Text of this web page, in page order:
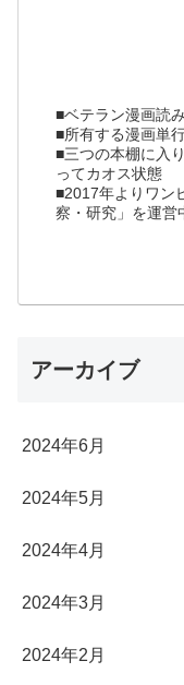
■ベテラン漫画読み
■所有する漫画単
■三つの本棚に入
ってカオス状態
■2017年よりワン
察・研究」を運営
アーカイブ
2024年6月
2024年5月
2024年4月
2024年3月
2024年2月